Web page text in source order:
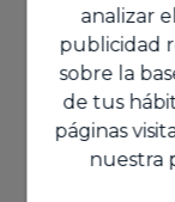
analizar
publicidad
sobre la
de tus
páginas
nuestra